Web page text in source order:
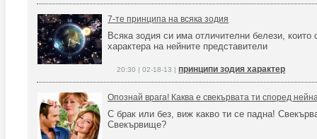
7-те принципа на всяка зодия
Всяка зодия си има отличителни белези, които
характера на нейните представители
20:30 | 02-18-13 | принципи зодия характер
Опознай врага! Каква е свекървата ти според
С брак или без, виж какво ти се падна!
Свекървище?